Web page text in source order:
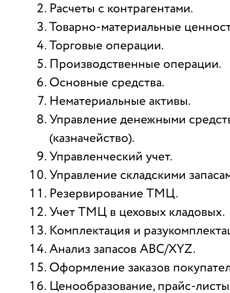
Расчеты с контрагентами.
Товарно-материальные
Торговые операции.
Производственные операции.
Основные средства.
Нематериальные активы.
Управление денежными
(казначейство).
Управленческий учет.
Управление складскими
Резервирование ТМЦ.
Учет ТМЦ в цеховых кладовых.
Комплектация и
Анализ запасов ABC/XYZ.
Оформление заказов
Ценообразование, прайс-